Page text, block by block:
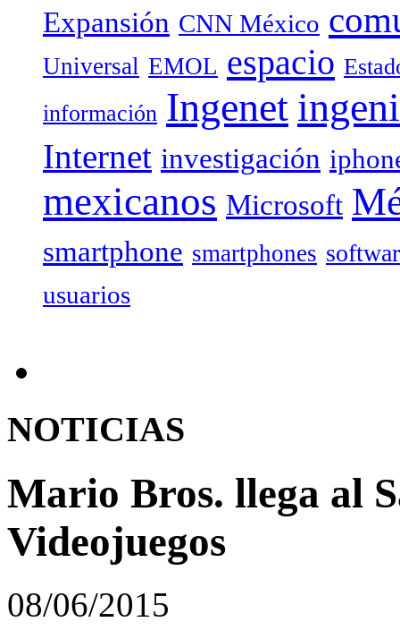
Expansión CNN México
Universal EMOL espacio
información Ingenet
Internet investigación
mexicanos Microsoft
smartphone smartphones
usuarios
NOTICIAS
Mario Bros. llega al
Videojuegos
08/06/2015